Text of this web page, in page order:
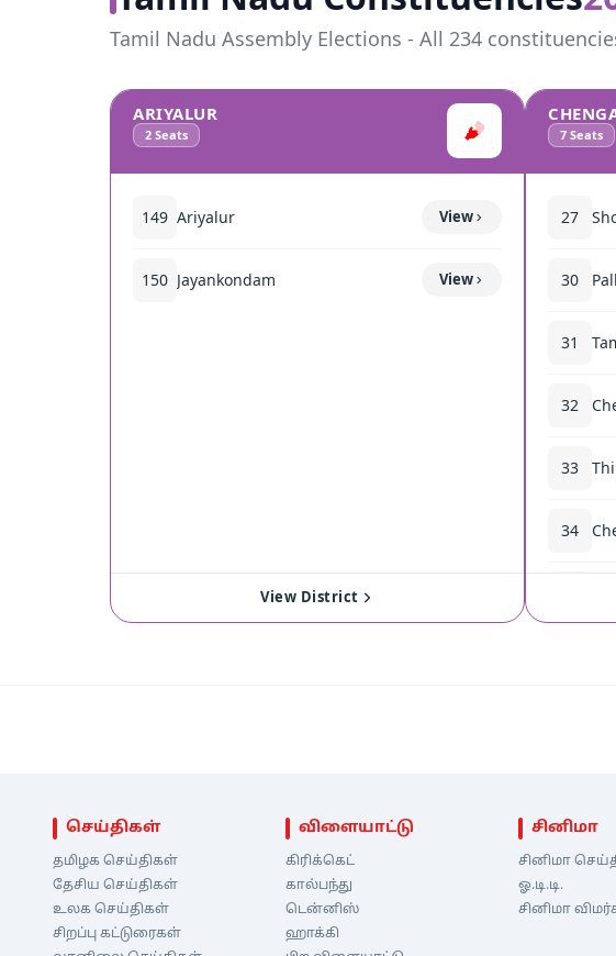
Tamil Nadu Assembly Elections - All 234
ARIYALUR
2 Seats
149 Ariyalur View
150 Jayankondam View
View District
7 Seats
27
30
31
32
33
34
செய்திகள்
தமிழக செய்திகள்
தேசிய செய்திகள்
உலக செய்திகள்
சிறப்பு கட்டுரைகள்
விளையாட்டு
கிரிக்கெட்
கால்பந்து
டென்னிஸ்
ஹாக்கி
சினிமா
சினிமா
ஓ.டி.டி.
சினிமா